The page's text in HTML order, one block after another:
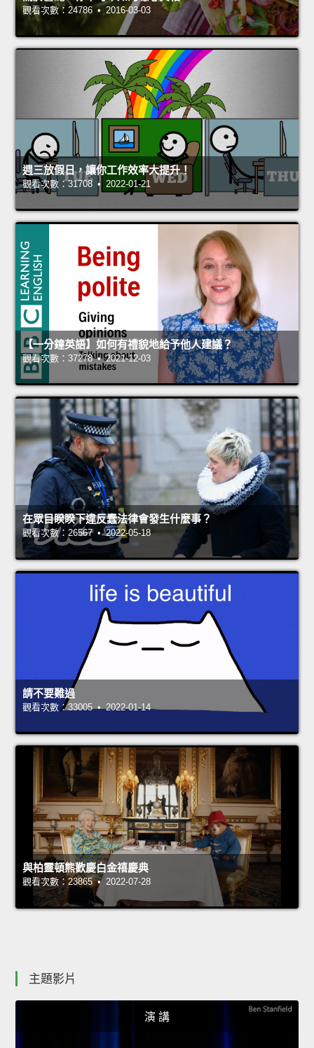
觀看次數：24786 • 2016-03-03
週三放假日，讓你工作效率大提升！
觀看次數：31708 • 2022-01-21
【一分鐘英語】如何有禮貌地給予他人建議？
觀看次數：37278 • 2021-12-03
在眾目睽睽下違反蠢法律會發生什麼事？
觀看次數：26567 • 2022-05-18
請不要難過
觀看次數：33005 • 2022-01-14
與柏靈頓熊歡慶白金禧慶典
觀看次數：23865 • 2022-07-28
主題影片
演 講